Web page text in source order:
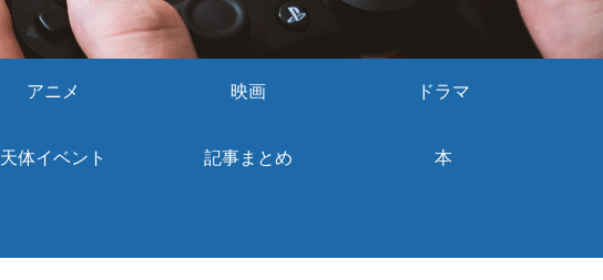
アニメ 映画 ドラマ
天体イベント 記事まとめ 本